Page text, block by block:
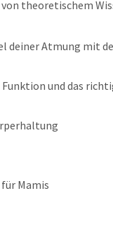
theoretischem
deiner Atmung mit
Funktion und das
Mamis